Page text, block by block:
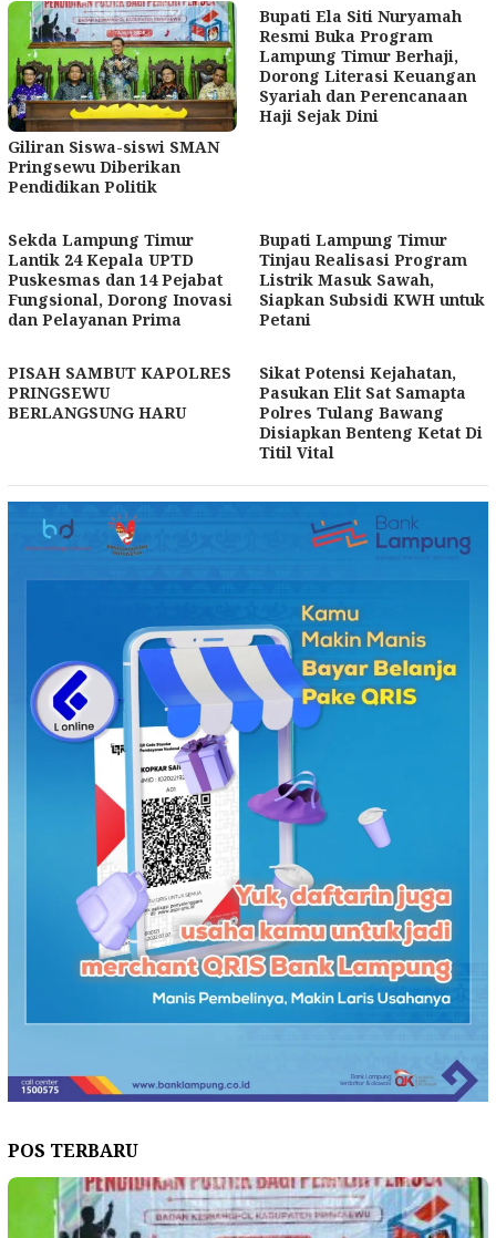
Giliran Siswa-siswi SMAN
Pringsewu Diberikan
Pendidikan Politik
Bupati Ela Siti Nuryamah
Resmi Buka Program
Lampung Timur Berhaji,
Dorong Literasi Keuangan
Syariah dan Perencanaan
Haji Sejak Dini
Sekda Lampung Timur
Lantik 24 Kepala UPTD
Puskesmas dan 14 Pejabat
Fungsional, Dorong Inovasi
dan Pelayanan Prima
Bupati Lampung Timur
Tinjau Realisasi Program
Listrik Masuk Sawah,
Siapkan Subsidi KWH untuk
Petani
PISAH SAMBUT KAPOLRES
PRINGSEWU
BERLANGSUNG HARU
Sikat Potensi Kejahatan,
Pasukan Elit Sat Samapta
Polres Tulang Bawang
Disiapkan Benteng Ketat Di
Titil Vital
POS TERBARU